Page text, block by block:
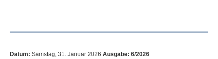
Datum: Samstag, 31. Januar 2026 Ausgabe: 6/2026